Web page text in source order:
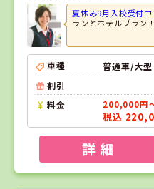
夏休み9月入校受付中
ランとホテルプラン！
車種
普通車/大型
割引
料金
200,000円
税込
詳 細